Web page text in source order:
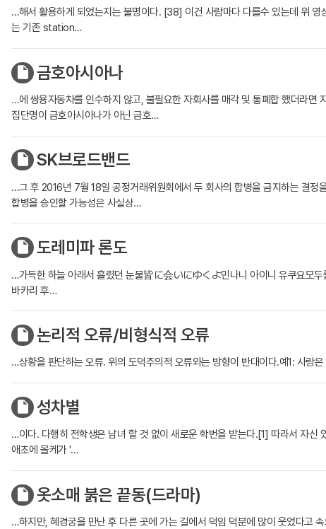
…해서 활용하게 되었는지는 불명이다. [38] 이건 사람마다 다를수 있는데 위
는 기존 station…
금호아시아나
…에 쌍용자동차를 인수하지 않고, 불필요한 자회사를 매각 및 통폐합 했더라
집단명이 금호아시아나가 아닌 금호…
SK브로드밴드
…그 후 2016년 7월 18일 공정거래위원회에서 두 회사의 합병을 금지하는 결정
합병을 승인할 가능성은 사실상…
도레미파 론도
…가득한 하늘 아래서 흘렸던 눈물皆に会いにゆくよ민나니 아이니 유쿠요모
바카리 후…
논리적 오류/비형식적 오류
…상황을 판단하는 오류. 위의 도덕주의적 오류와는 방향이 반대이다.예1: 사랑
성차별
…이다. 다행히 전학생은 남녀 할 것 없이 새로운 학번을 받는다.[1] 따라서 자
애초에 올케가 '…
옷소매 붉은 끝동(드라마)
…하지만, 혜경궁을 만난 후 다른 곳에 가는 길에서 덕임 덕분에 많이 웃었다고